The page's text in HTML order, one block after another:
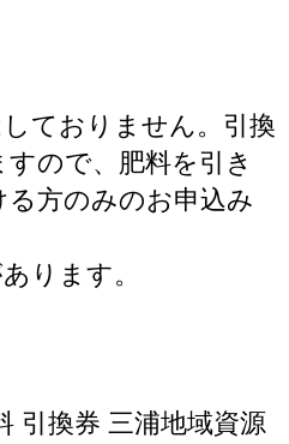
ておりません。引換
ので、肥料を引き
方のみのお申込み
ります。
引換券 三浦地域資源